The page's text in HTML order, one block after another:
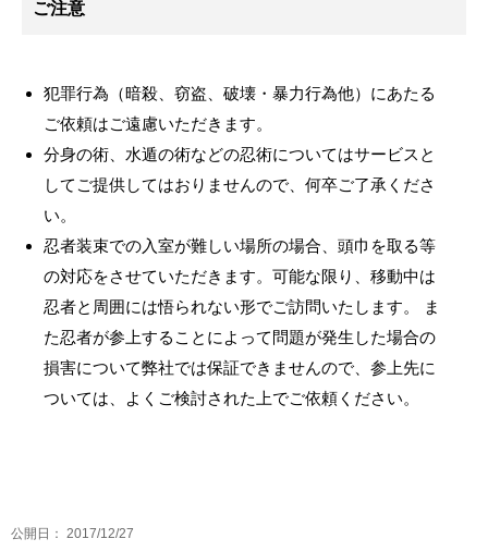
ご注意
犯罪行為（暗殺、窃盗、破壊・暴力行為他）にあたる
ご依頼はご遠慮いただきます。
分身の術、水遁の術などの忍術についてはサービスと
してご提供してはおりませんので、何卒ご了承くださ
い。
忍者装束での入室が難しい場所の場合、頭巾を取る等
の対応をさせていただきます。可能な限り、移動中は
忍者と周囲には悟られない形でご訪問いたします。 ま
た忍者が参上することによって問題が発生した場合の
損害について弊社では保証できませんので、参上先に
ついては、よくご検討された上でご依頼ください。
公開日： 2017/12/27